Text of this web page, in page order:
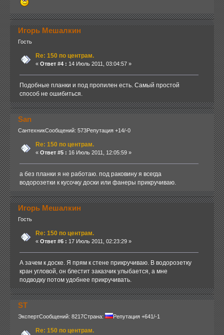
Игорь Мешалкин
Гость
Re: 150 по центрам.
« Ответ #4 : 14 Июль 2011, 03:04:57 »
Подобные планки и под пропилен есть. Самый простой
способ не ошибиться.
San
СантехникСообщений: 573Репутация +14/-0
Re: 150 по центрам.
« Ответ #5 : 16 Июль 2011, 12:05:59 »
а без планки я не работаю. под раковину я всегда
водорозетки к кусочку доски или фанеры прикручиваю.
Игорь Мешалкин
Гость
Re: 150 по центрам.
« Ответ #6 : 17 Июль 2011, 02:23:29 »
А зачем к доске. Я прям к стене прикручиваю. В водорозетку
кран угловой, он блестит заказчик улыбается, а мне
подводку потом удобнее прикручивать.
ST
ЭкспертСообщений: 8217Страна: Репутация +641/-1
Re: 150 по центрам.